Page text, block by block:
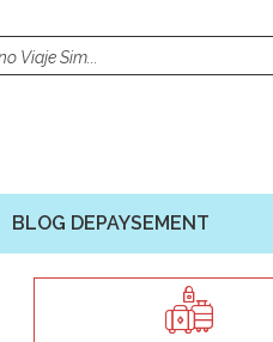
BLOG DEPAYSEMENT